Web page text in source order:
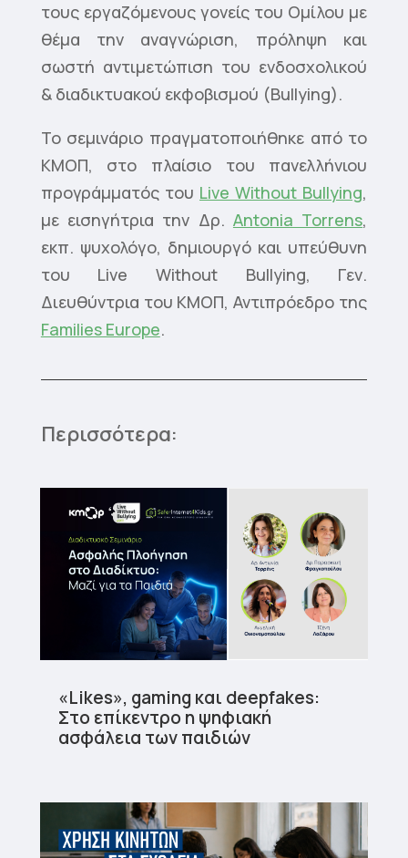
τους εργαζόμενους γονείς του Ομίλου με
θέμα την αναγνώριση, πρόληψη και
σωστή αντιμετώπιση του ενδοσχολικού
& διαδικτυακού εκφοβισμού (Bullying).
Το σεμινάριο πραγματοποιήθηκε από το
ΚΜΟΠ, στο πλαίσιο του πανελλήνιου
προγράμματός του Live Without Bullying,
με εισηγήτρια την Δρ. Antonia Torrens,
εκπ. ψυχολόγο, δημιουργό και υπεύθυνη
του Live Without Bullying, Γεν.
Διευθύντρια του ΚΜΟΠ, Αντιπρόεδρο της
Families Europe.
Περισσότερα:
«Likes», gaming και deepfakes:
Στο επίκεντρο η ψηφιακή
ασφάλεια των παιδιών